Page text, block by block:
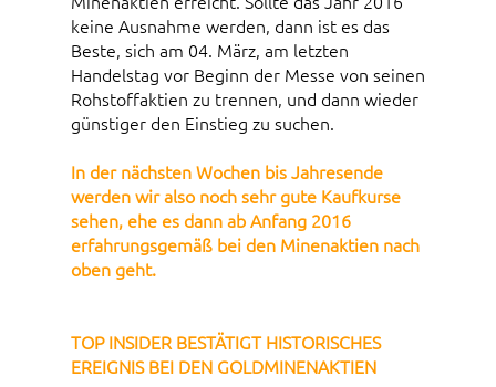
keine Ausnahme werden, dann ist es das
Beste, sich am 04. März, am letzten
Handelstag vor Beginn der Messe von seinen
Rohstoffaktien zu trennen, und dann wieder
günstiger den Einstieg zu suchen.
In der nächsten Wochen bis Jahresende
werden wir also noch sehr gute Kaufkurse
sehen, ehe es dann ab Anfang 2016
erfahrungsgemäß bei den Minenaktien nach
oben geht.
TOP INSIDER BESTÄTIGT HISTORISCHES
EREIGNIS BEI DEN GOLDMINENAKTIEN